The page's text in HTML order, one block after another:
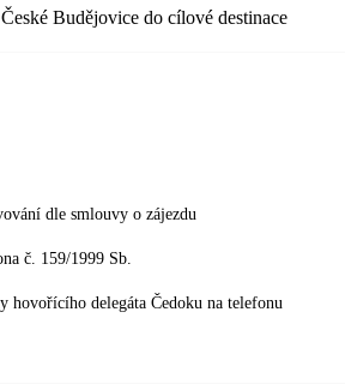
Budějovice do cílové destinace
dle smlouvy o zájezdu
č. 159/1999 Sb.
hovořícího delegáta Čedoku na telefonu